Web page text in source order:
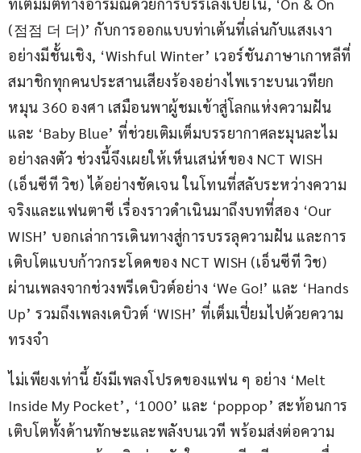
ที่เติมมิติทางอารมณ์ด้วยการบรรเลงเปียโน, ‘On & On
(점점 더 더)’ กับการออกแบบท่าเต้นที่เล่นกับแสงเงา
อย่างมีชั้นเชิง, ‘Wishful Winter’ เวอร์ชันภาษาเกาหลีที่
สมาชิกทุกคนประสานเสียงร้องอย่างไพเราะบนเวทียก
หมุน 360 องศา เสมือนพาผู้ชมเข้าสู่โลกแห่งความฝัน
และ ‘Baby Blue’ ที่ช่วยเติมเต็มบรรยากาศละมุนละไม
อย่างลงตัว ช่วงนี้จึงเผยให้เห็นเสน่ห์ของ NCT WISH
(เอ็นซีที วิช) ได้อย่างชัดเจน ในโทนที่สลับระหว่างความ
จริงและแฟนตาซี เรื่องราวดำเนินมาถึงบทที่สอง ‘Our
WISH’ บอกเล่าการเดินทางสู่การบรรลุความฝัน และการ
เติบโตแบบก้าวกระโดดของ NCT WISH (เอ็นซีที วิช)
ผ่านเพลงจากช่วงพรีเดบิวต์อย่าง ‘We Go!’ และ ‘Hands
Up’ รวมถึงเพลงเดบิวต์ ‘WISH’ ที่เต็มเปี่ยมไปด้วยความ
ทรงจำ
ไม่เพียงเท่านี้ ยังมีเพลงโปรดของแฟน ๆ อย่าง ‘Melt
Inside My Pocket’, ‘1000’ และ ‘poppop’ สะท้อนการ
เติบโตทั้งด้านทักษะและพลังบนเวที พร้อมส่งต่อความ